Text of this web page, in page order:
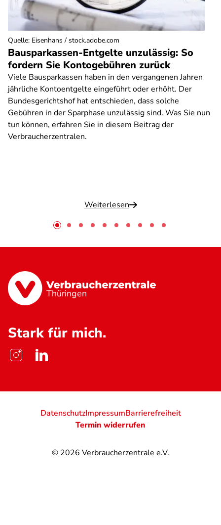
Bausparkassen-Entgelte unzulässig: So
fordern Sie Kontogebühren zurück
Viele Bausparkassen haben in den vergangenen Jahren
jährliche Kontoentgelte eingeführt oder erhöht. Der
Bundesgerichtshof hat entschieden, dass solche
Gebühren in der Sparphase unzulässig sind. Was Sie nun
tun können, erfahren Sie in diesem Beitrag der
Verbraucherzentralen.
Weiterlesen
Quelle: Eisenhans / stock.adobe.com
Thüringen
Stark für mich.
© 2026 Verbraucherzentrale e.V.
DatenschutzImpressumBarrierefreiheit
Termin widerrufen